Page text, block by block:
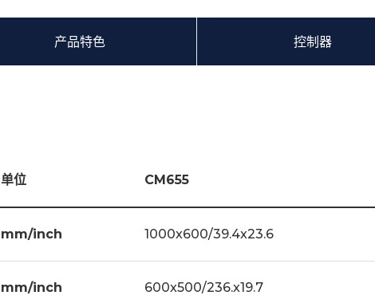
产品特色 控制器
单位 CM655
mm/inch 1000x600/39.4x23.6
mm/inch 600x500/236.x19.7
IC Design
Knob & Push Button
XY Manual Roller Slide Way
Z2 :Small Size-Manual Big Size- AC Motor